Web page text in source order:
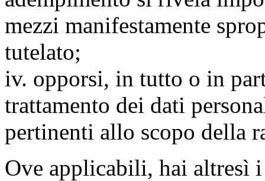
mezzi manifestamente
tutelato;
iv. opporsi, in tutto o in
trattamento dei dati
pertinenti allo scopo della
Ove applicabili, hai